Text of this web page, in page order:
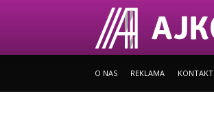
O NAS REKLAMA KONTAKT